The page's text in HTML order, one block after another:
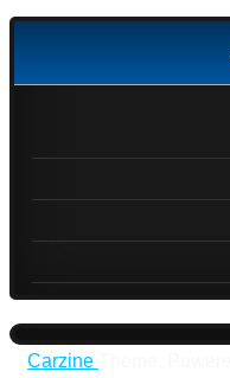
Carzine